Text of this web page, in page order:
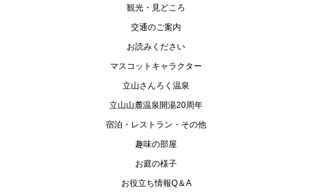
観光・見どころ
交通のご案内
お読みください
マスコットキャラクター
立山さんろく温泉
立山山麓温泉開湯20周年
宿泊・レストラン・その他
趣味の部屋
お庭の様子
お役立ち情報Q＆A